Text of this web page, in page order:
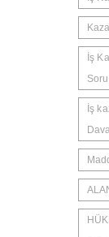
İş
İş